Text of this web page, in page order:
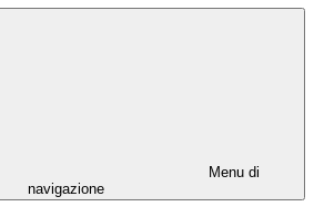
Menu di
navigazione